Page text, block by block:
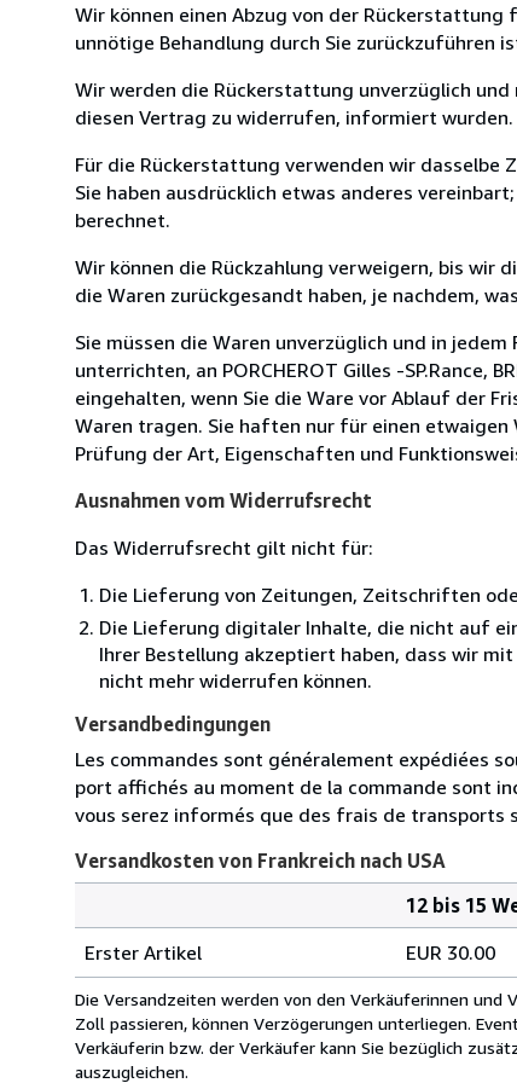
Wir können einen Abzug von der
unnötige Behandlung durch Sie zurückzuführen
Wir werden die Rückerstattung unverzüglich
diesen Vertrag zu widerrufen, informiert wurden.
Für die Rückerstattung verwenden wir dasselbe
Sie haben ausdrücklich etwas anderes
berechnet.
Wir können die Rückzahlung verweigern, bis wir
die Waren zurückgesandt haben, je nachdem,
Sie müssen die Waren unverzüglich und in
unterrichten, an PORCHEROT Gilles -SP.Rance,
eingehalten, wenn Sie die Ware vor Ablauf der
Waren tragen. Sie haften nur für einen
Prüfung der Art, Eigenschaften und
Ausnahmen vom Widerrufsrecht
Das Widerrufsrecht gilt nicht für:
Die Lieferung von Zeitungen, Zeitschriften
Die Lieferung digitaler Inhalte, die nicht auf
Ihrer Bestellung akzeptiert haben, dass wir
nicht mehr widerrufen können.
Versandbedingungen
Les commandes sont généralement expédiées
port affichés au moment de la commande sont
vous serez informés que des frais de transports
Versandkosten von Frankreich nach USA
von
Frankreich
nach
USA
12 bis 15
Erster Artikel
EUR 30.00
Die Versandzeiten werden von den Verkäuferinnen und
Zoll passieren, können Verzögerungen unterliegen.
Verkäuferin bzw. der Verkäufer kann Sie bezüglich
auszugleichen.